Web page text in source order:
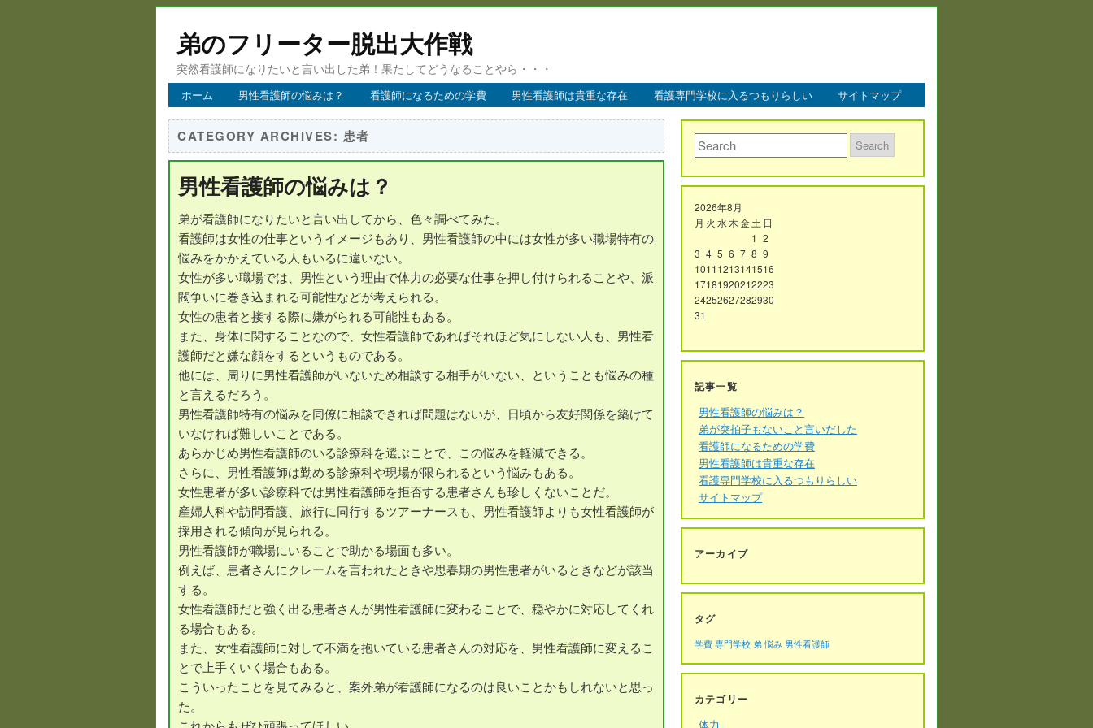
弟のフリーター脱出大作戦
突然看護師になりたいと言い出した弟！果たしてどうなることやら・・・
ホーム 男性看護師の悩みは？ 看護師になるための学費 男性看護師は貴重な存在 看護専門学校に入るつもりらしい サイトマップ
CATEGORY ARCHIVES: 患者
男性看護師の悩みは？
弟が看護師になりたいと言い出してから、色々調べてみた。
看護師は女性の仕事というイメージもあり、男性看護師の中には女性が多い職場特有の
悩みをかかえている人もいるに違いない。
女性が多い職場では、男性という理由で体力の必要な仕事を押し付けられることや、派
閥争いに巻き込まれる可能性などが考えられる。
女性の患者と接する際に嫌がられる可能性もある。
また、身体に関することなので、女性看護師であればそれほど気にしない人も、男性看
護師だと嫌な顔をするというものである。
他には、周りに男性看護師がいないため相談する相手がいない、ということも悩みの種
と言えるだろう。
男性看護師特有の悩みを同僚に相談できれば問題はないが、日頃から友好関係を築けて
いなければ難しいことである。
あらかじめ男性看護師のいる診療科を選ぶことで、この悩みを軽減できる。
さらに、男性看護師は勤める診療科や現場が限られるという悩みもある。
女性患者が多い診療科では男性看護師を拒否する患者さんも珍しくないことだ。
産婦人科や訪問看護、旅行に同行するツアーナースも、男性看護師よりも女性看護師が
採用される傾向が見られる。
男性看護師が職場にいることで助かる場面も多い。
例えば、患者さんにクレームを言われたときや思春期の男性患者がいるときなどが該当
する。
女性看護師だと強く出る患者さんが男性看護師に変わることで、穏やかに対応してくれ
る場合もある。
また、女性看護師に対して不満を抱いている患者さんの対応を、男性看護師に変えるこ
とで上手くいく場合もある。
こういったことを見てみると、案外弟が看護師になるのは良いことかもしれないと思っ
た。
2026年8月
月 火 水 木金土 日
1 2
3 4 5 6 7 8 9
10111213141516
17181920212223
24252627282930
31
記事一覧
男性看護師の悩みは？
弟が突拍子もないこと言いだした
看護師になるための学費
男性看護師は貴重な存在
看護専門学校に入るつもりらしい
サイトマップ
アーカイブ
タグ
学費 専門学校 弟 悩み 男性看護師
カテゴリー
体力